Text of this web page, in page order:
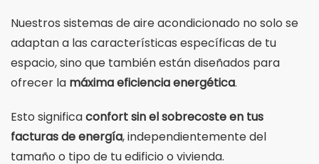
Nuestros sistemas de aire acondicionado no solo se
adaptan a las características específicas de tu
espacio, sino que también están diseñados para
ofrecer la máxima eficiencia energética.
Esto significaconfort sin el sobrecoste en tus
facturas de energía, independientemente del
tamaño o tipo de tu edificio o vivienda.